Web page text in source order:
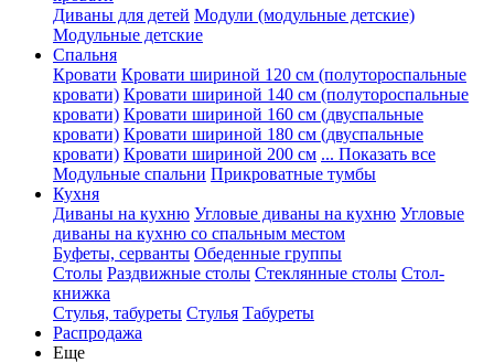
Диваны для детей Модули (модульные детские)
Модульные детские
Спальня
Кровати Кровати шириной 120 см (полутороспальные
кровати) Кровати шириной 140 см (полутороспальные
кровати) Кровати шириной 160 см (двуспальные
кровати) Кровати шириной 180 см (двуспальные
кровати) Кровати шириной 200 см ... Показать все
Модульные спальни Прикроватные тумбы
Кухня
Диваны на кухню Угловые диваны на кухню Угловые
диваны на кухню со спальным местом
Буфеты, серванты Обеденные группы
Столы Раздвижные столы Стеклянные столы Стол-
книжка
Стулья, табуреты Стулья Табуреты
Распродажа
Еще